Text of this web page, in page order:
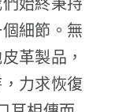
始終秉持
細節。無
革製品，
力求恢復